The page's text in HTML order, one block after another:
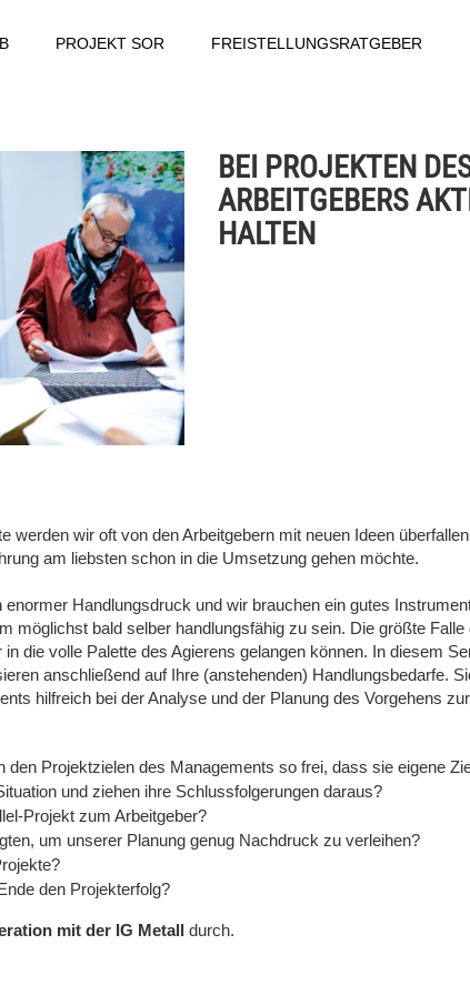
PROJEKT SOR FREISTELLUNGSRATGEBER
BEI PROJEKTEN
ARBEITGEBERS
HALTEN
werden wir oft von den Arbeitgebern mit neuen Ideen
am liebsten schon in die Umsetzung gehen möchte.
Handlungsdruck und wir brauchen ein gutes
möglichst bald selber handlungsfähig zu sein. Die größte
die volle Palette des Agierens gelangen können. In diesem
anschließend auf Ihre (anstehenden) Handlungsbedarfe.
hilfreich bei der Analyse und der Planung des Vorgehens
Projektzielen des Managements so frei, dass sie eigene
und ziehen ihre Schlussfolgerungen daraus?
Projekt zum Arbeitgeber?
um unserer Planung genug Nachdruck zu verleihen?
den Projekterfolg?
mit der IG Metall durch.